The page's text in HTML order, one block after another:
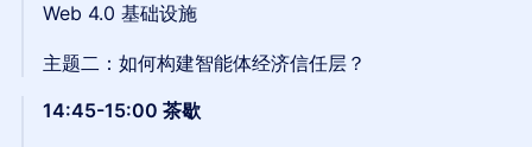
Web 4.0 基础设施
主题二：如何构建智能体经济信任层？
14:45-15:00 茶歇